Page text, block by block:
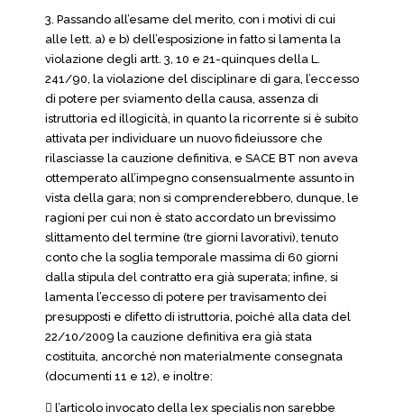
3. Passando all’esame del merito, con i motivi di cui
alle lett. a) e b) dell’esposizione in fatto si lamenta la
violazione degli artt. 3, 10 e 21-quinques della L.
241/90, la violazione del disciplinare di gara, l’eccesso
di potere per sviamento della causa, assenza di
istruttoria ed illogicità, in quanto la ricorrente si è subito
attivata per individuare un nuovo fideiussore che
rilasciasse la cauzione definitiva, e SACE BT non aveva
ottemperato all’impegno consensualmente assunto in
vista della gara; non si comprenderebbero, dunque, le
ragioni per cui non è stato accordato un brevissimo
slittamento del termine (tre giorni lavorativi), tenuto
conto che la soglia temporale massima di 60 giorni
dalla stipula del contratto era già superata; infine, si
lamenta l’eccesso di potere per travisamento dei
presupposti e difetto di istruttoria, poiché alla data del
22/10/2009 la cauzione definitiva era già stata
costituita, ancorché non materialmente consegnata
(documenti 11 e 12), e inoltre:
 l’articolo invocato della lex specialis non sarebbe